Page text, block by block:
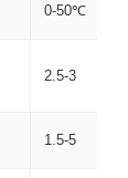
0-50℃
2.5-3
1.5-5